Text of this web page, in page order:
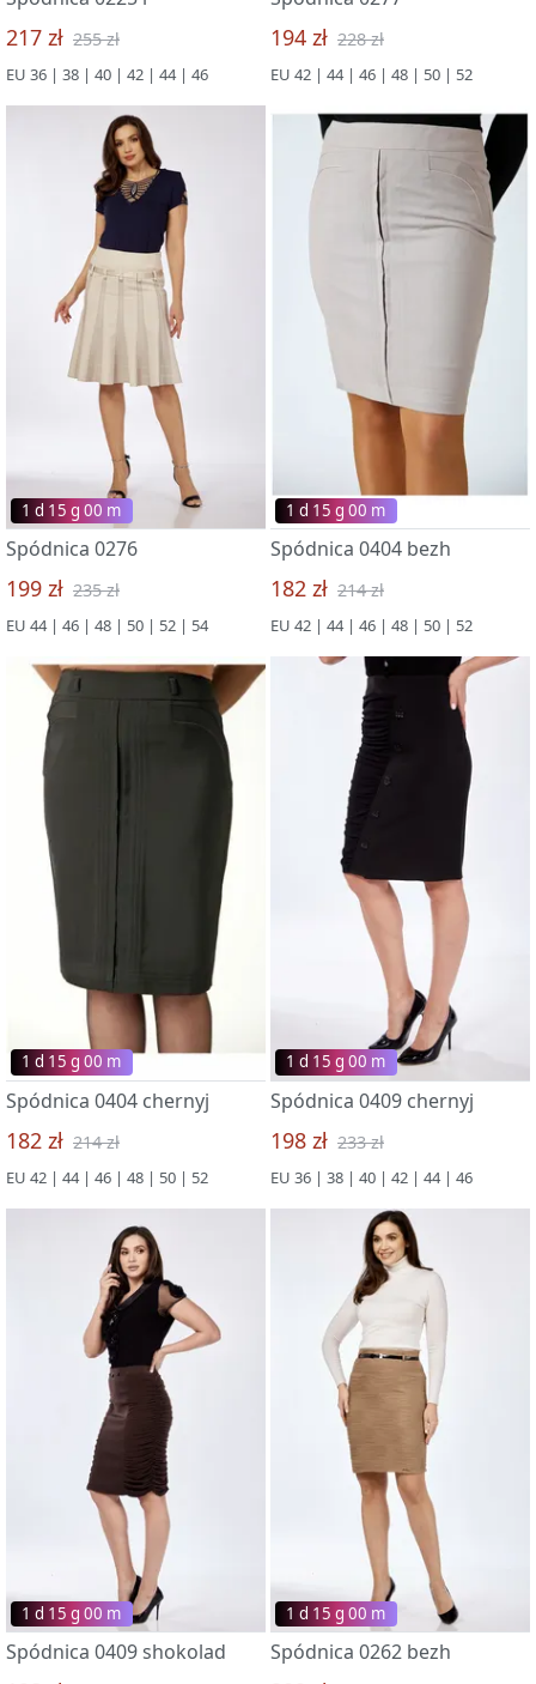
217 zł 255 zł
EU 36 | 38 | 40 | 42 | 44 | 46
194 zł 228 zł
EU 42 | 44 | 46 | 48 | 50 | 52
1 d 15 g 00 m
Spódnica 0276
199 zł 235 zł
EU 44 | 46 | 48 | 50 | 52 | 54
1 d 15 g 00 m
Spódnica 0404 bezh
182 zł 214 zł
EU 42 | 44 | 46 | 48 | 50 | 52
1 d 15 g 00 m
Spódnica 0404 chernyj
182 zł 214 zł
EU 42 | 44 | 46 | 48 | 50 | 52
1 d 15 g 00 m
Spódnica 0409 chernyj
198 zł 233 zł
EU 36 | 38 | 40 | 42 | 44 | 46
1 d 15 g 00 m
Spódnica 0409 shokolad
1 d 15 g 00 m
Spódnica 0262 bezh